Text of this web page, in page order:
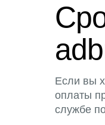
Если вы
оплаты
службе